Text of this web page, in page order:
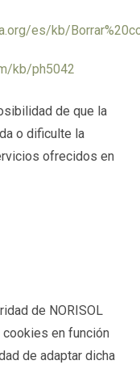
es/kb/
kb/ph5042
de que la
o dificulte la
ofrecidos en
de NORISOL
en función
de adaptar dicha